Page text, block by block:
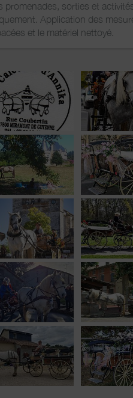
promenades, sorties et
Application des
et le matériel nettoyé.